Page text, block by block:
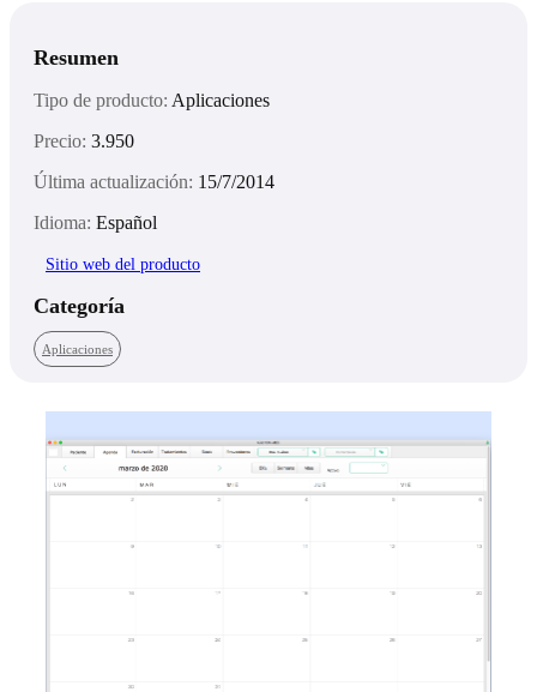
Resumen
Tipo de producto: Aplicaciones
Precio: 3.950
Última actualización: 15/7/2014
Idioma: Español
Sitio web del producto
Categoría
Aplicaciones